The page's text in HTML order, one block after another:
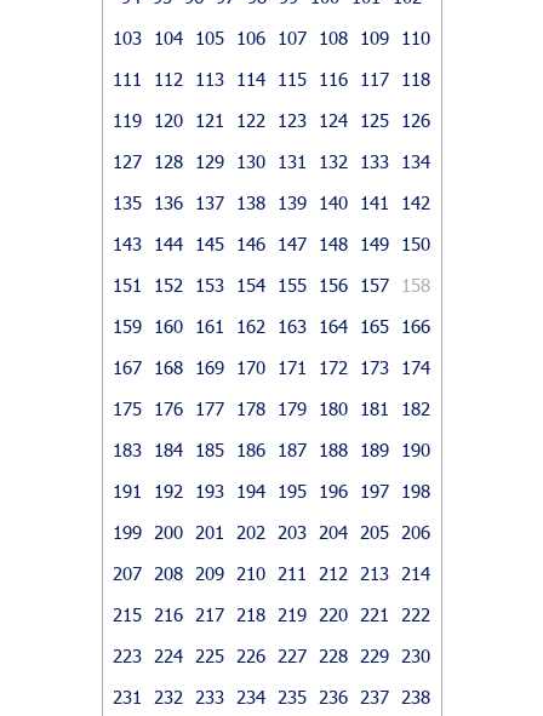
103
104 105 106 107 108 109
110
111
112 113 114 115 116 117
118
119
120 121 122 123 124 125
126
127
128 129 130 131 132 133
134
135
136 137 138 139 140 141
142
143
144 145 146 147 148 149
150
151
152 153 154 155 156 157
158
159
160 161 162 163 164 165
166
167
168 169 170 171 172 173
174
175
176 177 178 179 180 181
182
183
184 185 186 187 188 189
190
191
192 193 194 195 196 197
198
199
200 201 202 203 204 205
206
207
208 209 210 211 212 213
214
215
216 217 218 219 220 221
222
223
224 225 226 227 228 229
230
231
232 233 234 235 236 237
238